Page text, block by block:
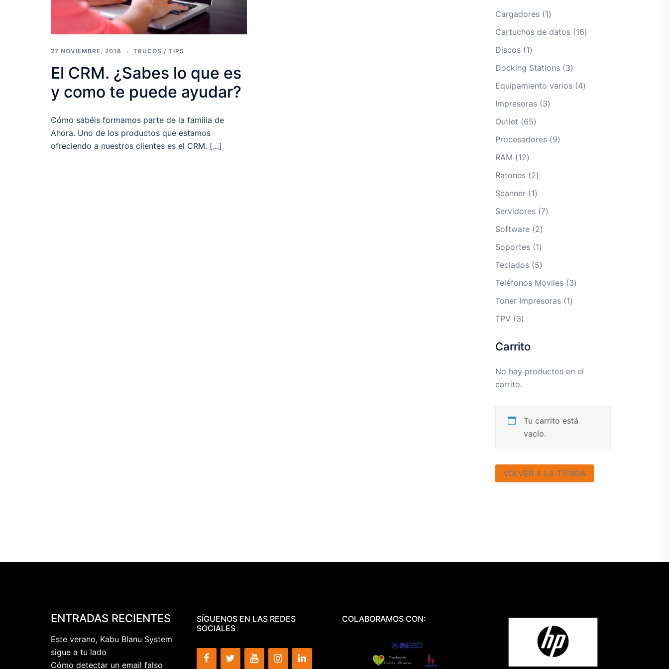
27 NOVIEMBRE, 2018 TRUCOS / TIPS
El CRM. ¿Sabes lo que es
y como te puede ayudar?
Cómo sabéis formamos parte de la familia de
Ahora. Uno de los productos que estamos
ofreciendo a nuestros clientes es el CRM. […]
productos
Cargadores 11
producto
Cartuchos de datos 1616
Discos 11
producto
Docking Stations 33
productos
Equipamiento varios 44
Impresoras 33
Outlet 6565
productos
Procesadores 99
RAM 1212
productos
Ratones 22
productos
Scanner 11
producto
Servidores 77
Software 22
productos
Soportes 11
producto
Teclados 55
productos
Teléfonos Moviles 33
Toner Impresoras 11
TPV 33
Carrito
No hay productos en el
carrito.
Tu carrito está
vacío.
VOLVER A LA TIENDA
ENTRADAS RECIENTES
Este verano, Kabu Blanu System
sigue a tu lado
Cómo detectar un email falso
SÍGUENOS EN LAS REDES
SOCIALES
COLABORAMOS CON: